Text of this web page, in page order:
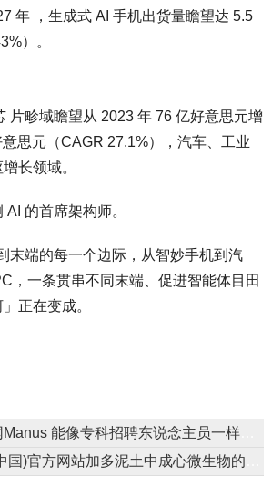
年 ，生成式 AI 手机出货量瞻望达 5.5
）。
片畛域瞻望从 2023 年 76 亿好意思元增
思元（CAGR 27.1%），汽车、工业
长领域。
的首席架构师。
末端的每一个边际，从智妙手机到汽
，一条贯串不同末端、促进智能体目田
正在变成。
像专科招聘东说念主员一样高效使命-尊龙凯龙时官网进入网页
站加多泥土中成心微生物的数目和活性-尊龙凯龙时官网进入网页